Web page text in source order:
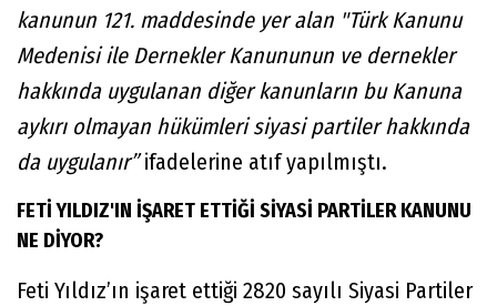
kanunun 121. maddesinde yer alan "Türk Kanunu
Medenisi ile Dernekler Kanununun ve dernekler
hakkında uygulanan diğer kanunların bu Kanuna
aykırı olmayan hükümleri siyasi partiler hakkında
da uygulanır”ifadelerine atıf yapılmıştı.
FETİ YILDIZ'IN İŞARET ETTİĞİ SİYASİ PARTİLER KANUNU
NE DİYOR?
Feti Yıldız’ın işaret ettiği 2820 sayılı Siyasi Partiler